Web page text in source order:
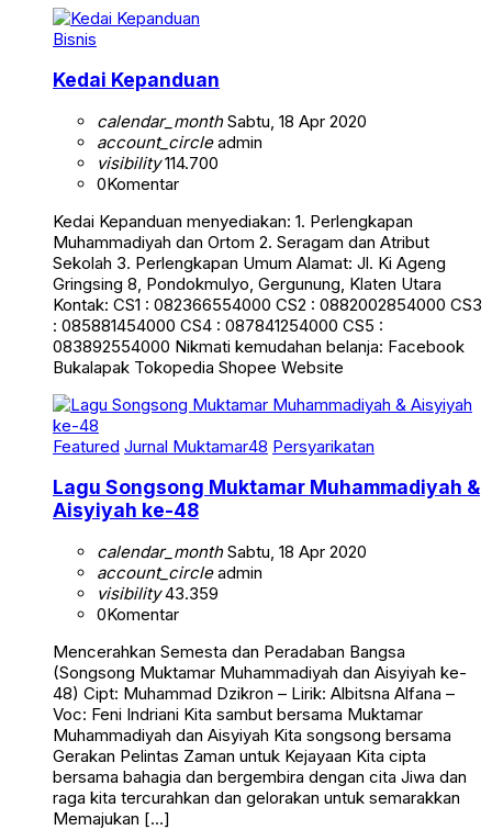
Bisnis
Kedai Kepanduan
calendar_monthSabtu, 18 Apr 2020
account_circleadmin
visibility114.700
0Komentar
Kedai Kepanduan menyediakan: 1. Perlengkapan
Muhammadiyah dan Ortom 2. Seragam dan Atribut
Sekolah 3. Perlengkapan Umum Alamat: Jl. Ki Ageng
Gringsing 8, Pondokmulyo, Gergunung, Klaten Utara
Kontak: CS1 : 082366554000 CS2 : 0882002854000 CS3
: 085881454000 CS4 : 087841254000 CS5 :
083892554000 Nikmati kemudahan belanja: Facebook
Bukalapak Tokopedia Shopee Website
Featured Jurnal Muktamar48 Persyarikatan
Lagu Songsong Muktamar Muhammadiyah &
Aisyiyah ke-48
calendar_monthSabtu, 18 Apr 2020
account_circleadmin
visibility43.359
0Komentar
Mencerahkan Semesta dan Peradaban Bangsa
(Songsong Muktamar Muhammadiyah dan Aisyiyah ke-
48) Cipt: Muhammad Dzikron – Lirik: Albitsna Alfana –
Voc: Feni Indriani Kita sambut bersama Muktamar
Muhammadiyah dan Aisyiyah Kita songsong bersama
Gerakan Pelintas Zaman untuk Kejayaan Kita cipta
bersama bahagia dan bergembira dengan cita Jiwa dan
raga kita tercurahkan dan gelorakan untuk semarakkan
Memajukan […]